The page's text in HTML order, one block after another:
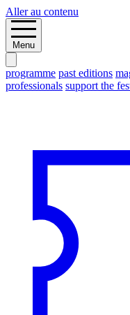
Aller au contenu
Menu
programme past editions
professionals support the